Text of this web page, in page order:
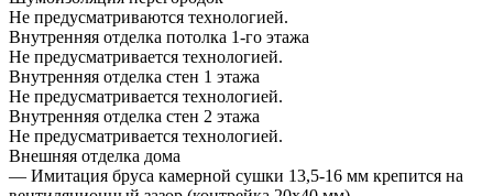
Не предусматриваются технологией.
Внутренняя отделка потолка 1-го этажа
Не предусматривается технологией.
Внутренняя отделка стен 1 этажа
Не предусматривается технологией.
Внутренняя отделка стен 2 этажа
Не предусматривается технологией.
Внешняя отделка дома
— Имитация бруса камерной сушки 13,5-16 мм крепится на